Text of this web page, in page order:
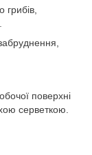
грибів,
поверхні
серветкою.